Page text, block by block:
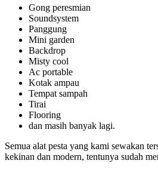
Gong peresmian
Soundsystem
Panggung
Mini garden
Backdrop
Misty cool
Ac portable
Kotak ampau
Tempat sampah
Tirai
Flooring
dan masih banyak lagi.
Semua alat pesta yang kami sewakan
kekinan dan modern, tentunya sudah